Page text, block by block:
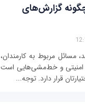
گزارش‌های
مسائل مربوط به کارمندان،
امنیتی و خط‌مشی‌هایی است
قرار دارد. توجه...